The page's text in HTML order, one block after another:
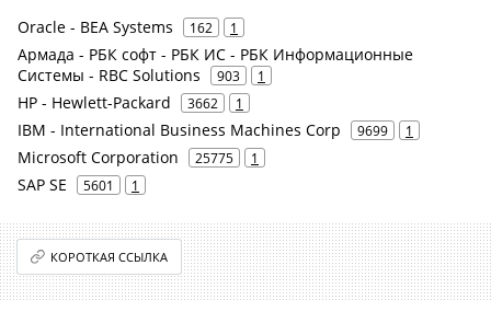
Oracle - BEA Systems 162 1
Армада - РБК софт - РБК ИС - РБК Информационные
Системы - RBC Solutions
903 1
HP - Hewlett-Packard 3662 1
IBM - International Business Machines Corp 9699 1
Microsoft Corporation 25775 1
SAP SE 5601 1
КОРОТКАЯ ССЫЛКА